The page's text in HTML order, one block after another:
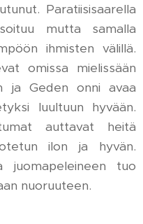
Paratiisisaarella
mutta samalla
ihmisten välillä.
omissa mielissään
ja Geden onni avaa
luultuun hyvään.
auttavat heitä
ilon ja hyvän.
juomapeleineen tuo
nuoruuteen.